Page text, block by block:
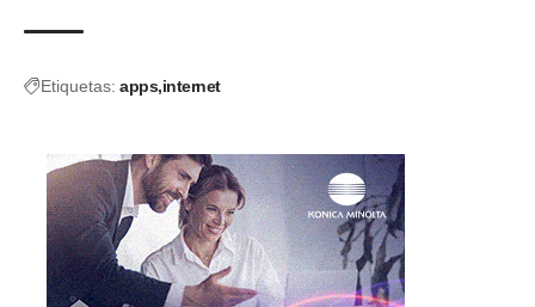
Etiquetas: apps internet